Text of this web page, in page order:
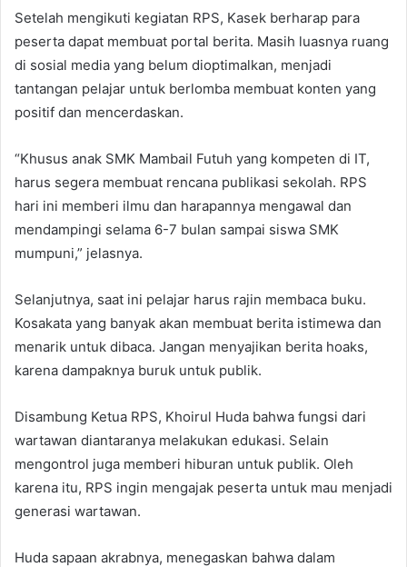
Setelah mengikuti kegiatan RPS, Kasek berharap para
peserta dapat membuat portal berita. Masih luasnya ruang
di sosial media yang belum dioptimalkan, menjadi
tantangan pelajar untuk berlomba membuat konten yang
positif dan mencerdaskan.
“Khusus anak SMK Mambail Futuh yang kompeten di IT,
harus segera membuat rencana publikasi sekolah. RPS
hari ini memberi ilmu dan harapannya mengawal dan
mendampingi selama 6-7 bulan sampai siswa SMK
mumpuni,” jelasnya.
Selanjutnya, saat ini pelajar harus rajin membaca buku.
Kosakata yang banyak akan membuat berita istimewa dan
menarik untuk dibaca. Jangan menyajikan berita hoaks,
karena dampaknya buruk untuk publik.
Disambung Ketua RPS, Khoirul Huda bahwa fungsi dari
wartawan diantaranya melakukan edukasi. Selain
mengontrol juga memberi hiburan untuk publik. Oleh
karena itu, RPS ingin mengajak peserta untuk mau menjadi
generasi wartawan.
Huda sapaan akrabnya, menegaskan bahwa dalam